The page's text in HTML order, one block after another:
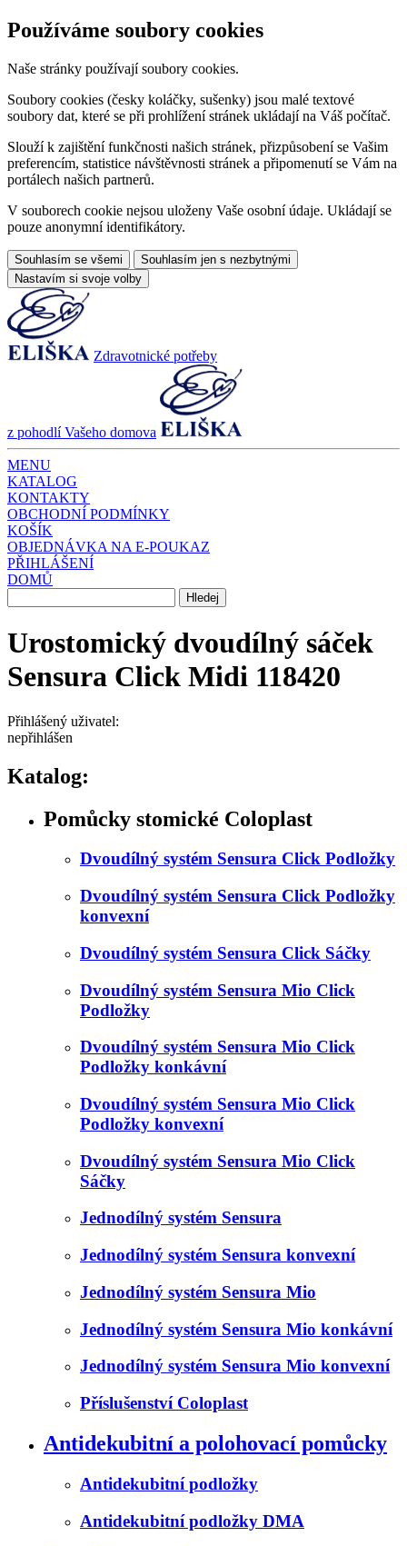
Používáme soubory cookies
Naše stránky používají soubory cookies.
Soubory cookies (česky koláčky, sušenky) jsou malé textové
soubory dat, které se při prohlížení stránek ukládají na Váš počítač.
Slouží k zajištění funkčnosti našich stránek, přizpůsobení se Vašim
preferencím, statistice návštěvnosti stránek a připomenutí se Vám na
portálech našich partnerů.
V souborech cookie nejsou uloženy Vaše osobní údaje. Ukládají se
pouze anonymní identifikátory.
Souhlasím se všemi
Souhlasím jen s nezbytnými
Nastavím si svoje volby
Zdravotnické potřeby
z pohodlí Vašeho domova
MENU
KATALOG
KONTAKTY
OBCHODNÍ PODMÍNKY
KOŠÍK
OBJEDNÁVKA NA E-POUKAZ
PŘIHLÁŠENÍ
DOMŮ
Urostomický dvoudílný sáček
Sensura Click Midi 118420
Přihlášený uživatel:
nepřihlášen
Katalog:
Pomůcky stomické Coloplast
Dvoudílný systém Sensura Click Podložky
Dvoudílný systém Sensura Click Podložky
konvexní
Dvoudílný systém Sensura Click Sáčky
Dvoudílný systém Sensura Mio Click
Podložky
Dvoudílný systém Sensura Mio Click
Podložky konkávní
Dvoudílný systém Sensura Mio Click
Podložky konvexní
Dvoudílný systém Sensura Mio Click
Sáčky
Jednodílný systém Sensura
Jednodílný systém Sensura konvexní
Jednodílný systém Sensura Mio
Jednodílný systém Sensura Mio konkávní
Jednodílný systém Sensura Mio konvexní
Příslušenství Coloplast
Antidekubitní a polohovací pomůcky
Antidekubitní podložky
Antidekubitní podložky DMA